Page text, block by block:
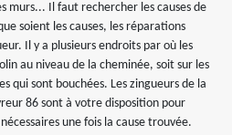
murs... Il faut rechercher les causes de
soient les causes, les réparations
Il y a plusieurs endroits par où les
au niveau de la cheminée, soit sur les
qui sont bouchées. Les zingueurs de la
86 sont à votre disposition pour
une fois la cause trouvée.